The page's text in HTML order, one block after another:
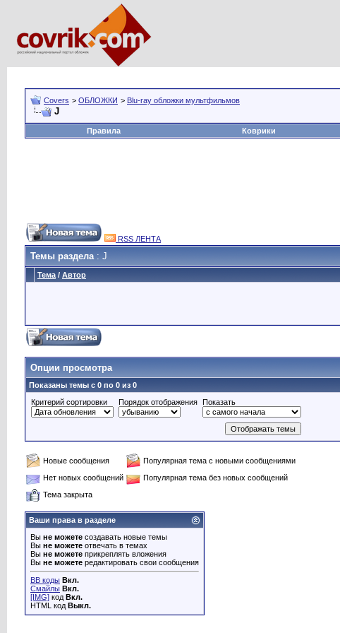
Covers > ОБЛОЖКИ > Blu-ray обложки мультфильмов
J
Правила
Коврики
RSS ЛЕНТА
Темы раздела: J
Тема / Автор
Опции просмотра
Показаны темы с 0 по 0 из 0
Критерий сортировки
Порядок отображения Показать
Новые сообщения
Популярная тема с новыми сообщениями
Нет новых сообщений
Популярная тема без новых сообщений
Тема закрыта
Ваши права в разделе
Вы не можете создавать новые темы
Вы не можете отвечать в темах
Вы не можете прикреплять вложения
Вы не можете редактировать свои сообщения
BB коды Вкл.
Смайлы Вкл.
[IMG] код Вкл.
HTML код Выкл.